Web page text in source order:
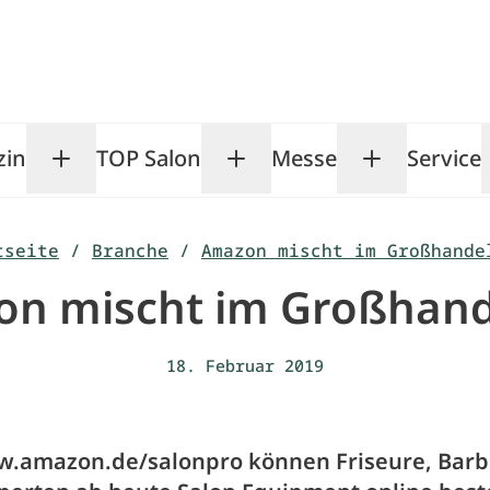
Toggle Magazin submenu
TOP Salon Toggle TOP Salon
Messe ToggleService
/ Branche / Amazon mischt im
mischt im
18. Februar 2019
salonpro können Friseure,